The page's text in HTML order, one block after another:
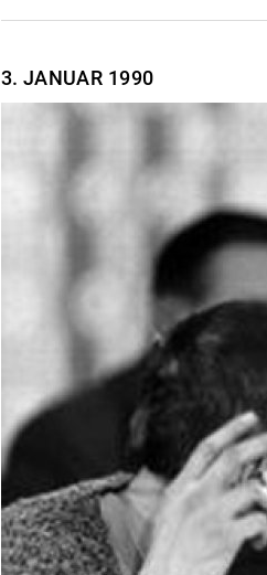
3. JANUAR 1990